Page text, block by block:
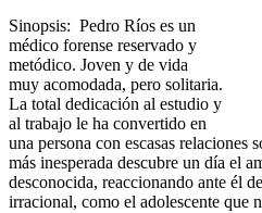
Sinopsis: Pedro Ríos es un
médico forense reservado y
metódico. Joven y de vida
muy acomodada, pero solitaria.
La total dedicación al estudio y
al trabajo le ha convertido en
una persona con escasas relaciones
más inesperada descubre un día el
desconocida, reaccionando ante él
irracional, como el adolescente que